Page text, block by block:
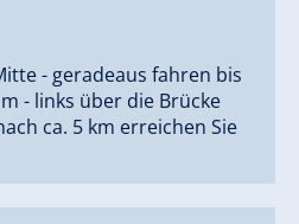
Atmosphäre und
Lage, die dir die
baumeln zu lassen.
- geradeaus fahren bis
- links über die Brücke
ca. 5 km erreichen Sie